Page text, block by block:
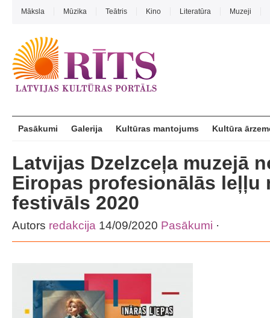
Māksla Mūzika Teātris Kino Literatūra Muzeji
Pasākumi Galerija Kultūras mantojums Kultūra
Latvijas Dzelzceļa muzejā
Eiropas profesionālās leļļu
festivāls 2020
Autors redakcija 14/09/2020 Pasākumi ·